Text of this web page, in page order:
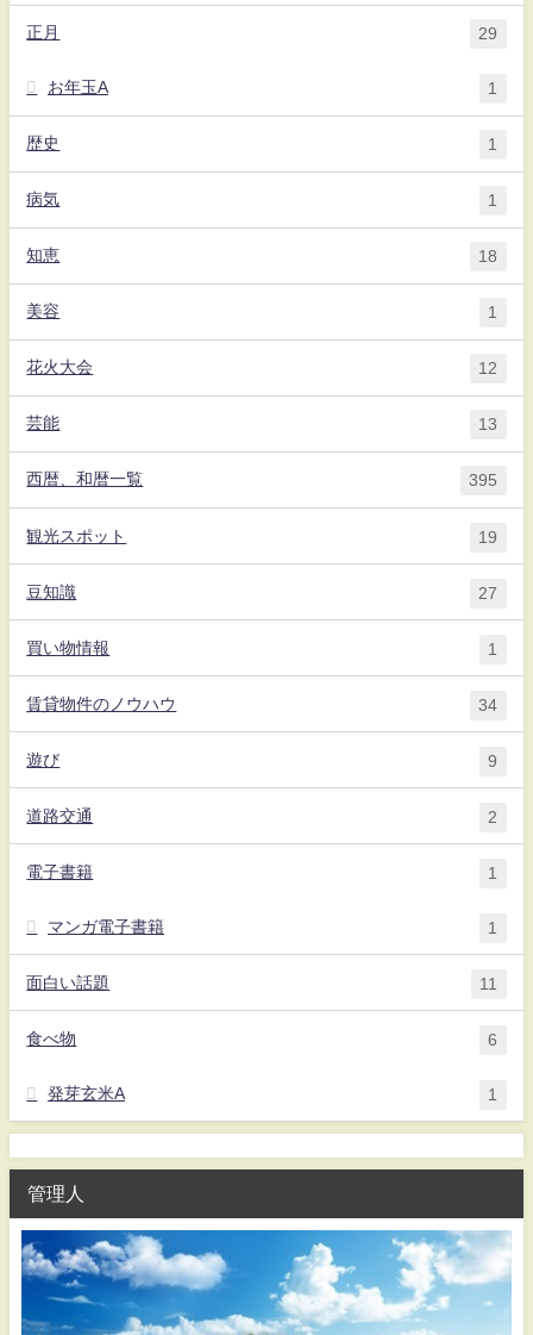
正月 29
お年玉A 1
歴史 1
病気 1
知恵 18
美容 1
花火大会 12
芸能 13
西暦、和暦一覧 395
観光スポット 19
豆知識 27
買い物情報 1
賃貸物件のノウハウ 34
遊び 9
道路交通 2
電子書籍 1
マンガ電子書籍 1
面白い話題 11
食べ物 6
発芽玄米A 1
管理人